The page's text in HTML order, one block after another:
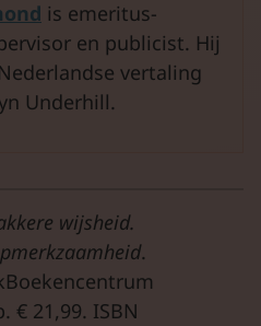
is emeritus-
en publicist. Hij
vertaling
Underhill.
wijsheid.
.
€ 21,99. ISBN